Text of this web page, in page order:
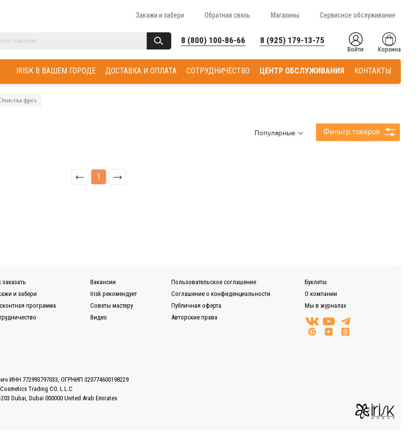
Закажи и забери Обратная связь Магазины Сервисное обслуживание
8 (800) 100-86-66 8 (925) 179-13-75
Войти Корзина
КОНТАКТЫ
ЦЕНТР ОБСЛУЖИВАНИЯ
СОТРУДНИЧЕСТВО
ДОСТАВКА И ОПЛАТА
IRISK В ВАШЕМ ГОРОДЕ
фрез
Популярные Фильтр товаров
1
заказать
и забери
программа
Вакансии
Irisk рекомендует
Советы мастеру
Видео
Пользовательское соглашение
Соглашение о конфиденциальности
Публичная оферта
Авторские права
Буклеты
О компании
Мы в журналах
ИНН 772993797033, ОГРНИП 320774600198229
Trading CO. L.L.C
Dubai, Dubai 000000 United Arab Emirates